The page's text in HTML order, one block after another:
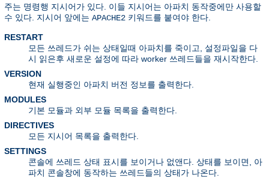
주는 명령행 지시어가 있다. 이들 지시어는 아파치 동작중에만 사용할
수 있다. 지시어 앞에는 APACHE2 키워드를 붙여야 한다.
RESTART
모든 쓰레드가 쉬는 상태일때 아파치를 죽이고, 설정파일을 다
시 읽은후 새로운 설정에 따라 worker 쓰레드들을 재시작한다.
VERSION
현재 실행중인 아파치 버전 정보를 출력한다.
MODULES
기본 모듈과 외부 모듈 목록을 출력한다.
DIRECTIVES
모든 지시어 목록을 출력한다.
SETTINGS
콘솔에 쓰레드 상태 표시를 보이거나 없앤다. 상태를 보이면, 아
파치 콘솔창에 동작하는 쓰레드들의 상태가 나온다.